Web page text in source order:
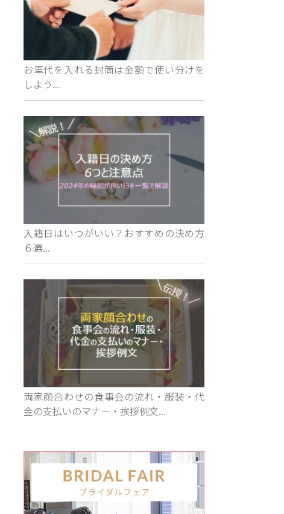
お車代を入れる封筒は金額で使い分けを
しよう...
入籍日はいつがいい？おすすめの決め方
６選...
両家顔合わせの食事会の流れ・服装・代
金の支払いのマナー・挨拶例文...